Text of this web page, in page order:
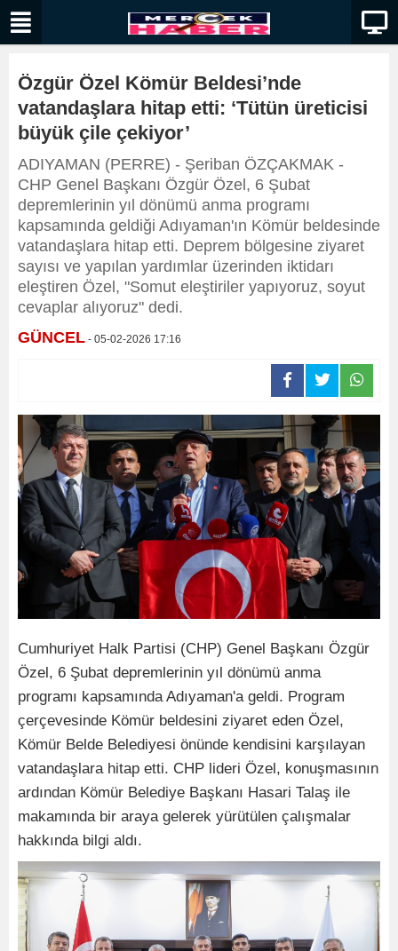
Özgür Özel Kömür Beldesi’nde
vatandaşlara hitap etti: ‘Tütün üreticisi
büyük çile çekiyor’
ADIYAMAN (PERRE) - Şeriban ÖZÇAKMAK -
CHP Genel Başkanı Özgür Özel, 6 Şubat
depremlerinin yıl dönümü anma programı
kapsamında geldiği Adıyaman'ın Kömür beldesinde
vatandaşlara hitap etti. Deprem bölgesine ziyaret
sayısı ve yapılan yardımlar üzerinden iktidarı
eleştiren Özel, "Somut eleştiriler yapıyoruz, soyut
cevaplar alıyoruz" dedi.
GÜNCEL - 05-02-2026 17:16
Cumhuriyet Halk Partisi (CHP) Genel Başkanı Özgür
Özel, 6 Şubat depremlerinin yıl dönümü anma
programı kapsamında Adıyaman'a geldi. Program
çerçevesinde Kömür beldesini ziyaret eden Özel,
Kömür Belde Belediyesi önünde kendisini karşılayan
vatandaşlara hitap etti. CHP lideri Özel, konuşmasının
ardından Kömür Belediye Başkanı Hasari Talaş ile
makamında bir araya gelerek yürütülen çalışmalar
hakkında bilgi aldı.